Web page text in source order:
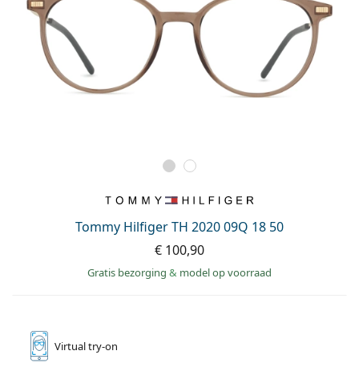
Tommy Hilfiger TH 2020 09Q 18 50
€ 100,90
Gratis bezorging & model op voorraad
Virtualtry-on